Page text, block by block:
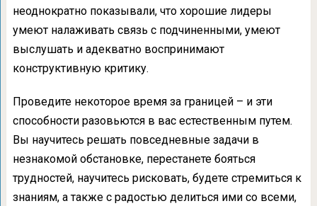
неоднократно показывали, что хорошие лидеры
умеют налаживать связь с подчиненными, умеют
выслушать и адекватно воспринимают
конструктивную критику.
Проведите некоторое время за границей – и эти
способности разовьются в вас естественным путем.
Вы научитесь решать повседневные задачи в
незнакомой обстановке, перестанете бояться
трудностей, научитесь рисковать, будете стремиться к
знаниям, а также с радостью делиться ими со всеми,